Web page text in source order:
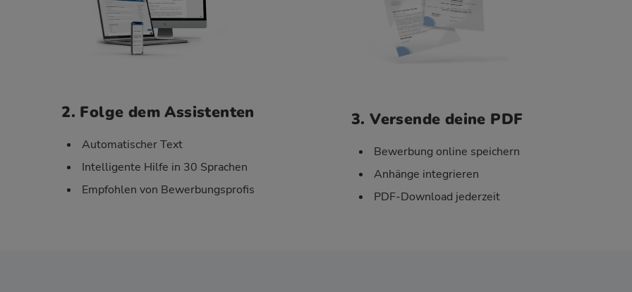
2. Folge dem Assistenten
Automatischer Text
Intelligente Hilfe in 30 Sprachen
Empfohlen von Bewerbungsprofis
3. Versende deine PDF
Bewerbung online speichern
Anhänge integrieren
PDF-Download jederzeit